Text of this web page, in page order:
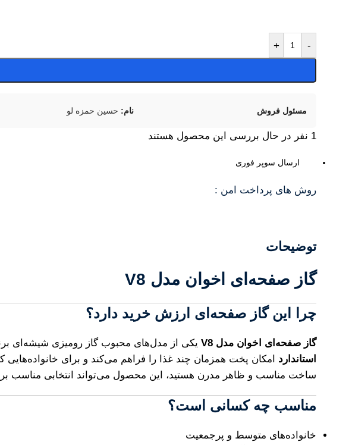
-
+
مسئول فروش نام: حسین حمزه لو
1 نفر در حال بررسی این محصول هستند
ارسال سوپر فوری
روش های پرداخت امن :
توضیحات
گاز صفحه‌ای اخوان مدل V8
چرا این گاز صفحه‌ای ارزش خرید دارد؟
گاز صفحه‌ای اخوان مدل V8 یکی از مدل‌های محبوب گاز رومیزی شیشه‌ای
استاندارد امکان پخت همزمان چند غذا را فراهم می‌کند و برای
ساخت مناسب و ظاهر مدرن هستید، این محصول می‌تواند انتخابی مناسب
مناسب چه کسانی است؟
خانواده‌های متوسط و پرجمعیت